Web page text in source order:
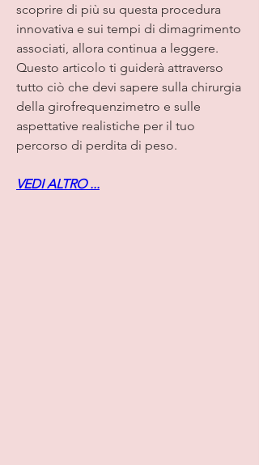
scoprire di più su questa procedura
innovativa e sui tempi di dimagrimento
associati, allora continua a leggere.
Questo articolo ti guiderà attraverso
tutto ciò che devi sapere sulla chirurgia
della girofrequenzimetro e sulle
aspettative realistiche per il tuo
percorso di perdita di peso.
VEDI ALTRO ...